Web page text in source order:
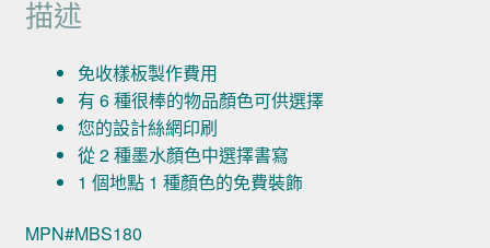
描述
免收樣板製作費用
有 6 種很棒的物品顏色可供選擇
您的設計絲網印刷
從 2 種墨水顏色中選擇書寫
1 個地點 1 種顏色的免費裝飾
MPN#MBS180